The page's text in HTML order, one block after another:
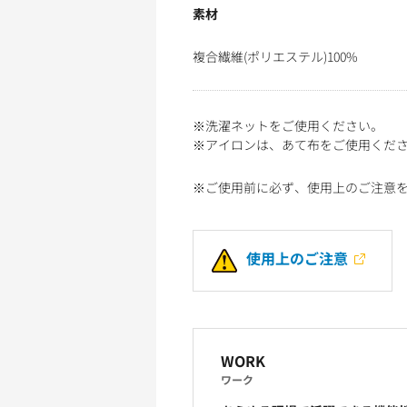
素材
複合繊維(ポリエステル)100%
※洗濯ネットをご使用ください。
※アイロンは、あて布をご使用くださ
※ご使用前に必ず、使用上のご注意
使用上のご注意
WORK
ワーク